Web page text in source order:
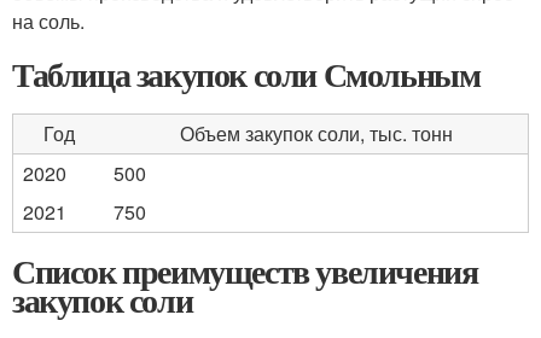
на соль.
Таблица закупок соли Смольным
Год
Объем закупок соли, тыс. тонн
2020
500
2021
750
Список преимуществ увеличения
закупок соли